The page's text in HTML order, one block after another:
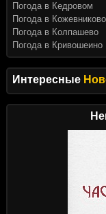
Интересные
Погода в Кедровом
Погода в Кожевниково
Погода в Колпашево
Погода в Кривошеино